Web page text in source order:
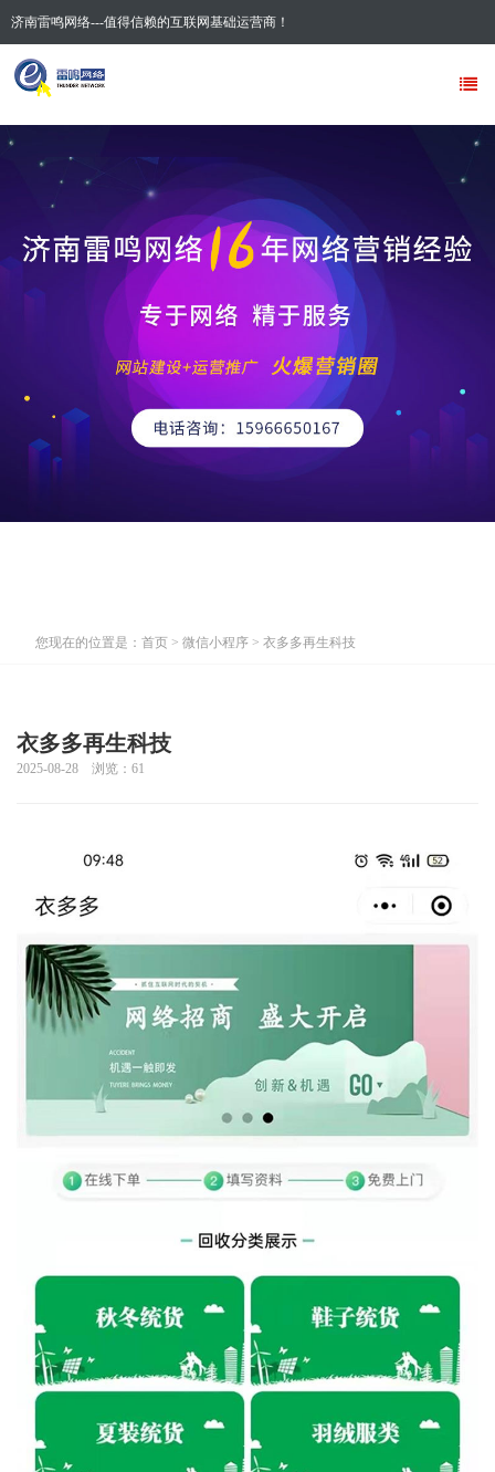
济南雷鸣网络---值得信赖的互联网基础运营商！
您现在的位置是： 首页 > 微信小程序 > 衣多多再生科技
衣多多再生科技
2025-08-28 浏览： 61